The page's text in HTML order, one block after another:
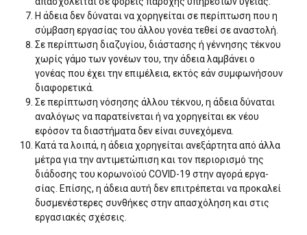
Η άδεια δεν δύναται να χορηγείται σε περίπτωση που η
σύμβαση εργασίας του άλλου γονέα τεθεί σε ανα­στολή.
Σε περίπτωση διαζυγίου, διάστασης ή γέννησης τέ­κνου
χωρίς γάμο των γονέων του, την άδεια λαμβάνει ο
γονέας που έχει την επιμέλεια, εκτός εάν συμφωνήσουν
διαφορετικά.
Σε περίπτωση νόσησης άλλου τέκνου, η άδεια δύναται
αναλόγως να παρατείνεται ή να χορηγείται εκ νέου
εφόσον τα διαστήματα δεν είναι συνεχόμενα.
Κατά τα λοιπά, η άδεια χορηγείται ανεξάρτητα από άλλα
μέτρα για την αντιμετώπιση και τον περιορισμό της
διάδοσης του κορωνοϊού COVID-19 στην αγορά εργα­
σίας. Επίσης, η άδεια αυτή δεν επιτρέπεται να προκαλεί
δυσμενέστερες συνθήκες στην απασχόληση και στις
εργασιακές σχέσεις.